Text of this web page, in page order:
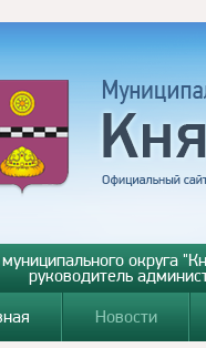
муниципального округа
руководитель
Новости